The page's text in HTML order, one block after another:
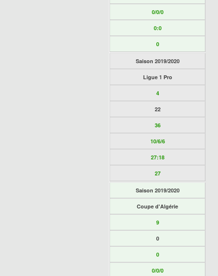
0/0/0
0:0
0
Saison 2019/2020
Ligue 1 Pro
4
22
36
10/6/6
27:18
27
Saison 2019/2020
Coupe d'Algérie
9
0
0
0/0/0